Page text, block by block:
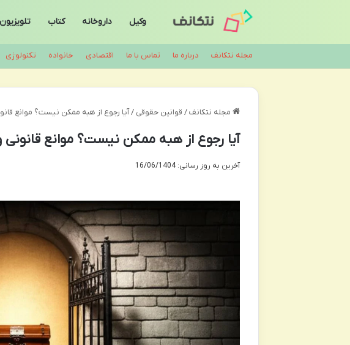
وکیل داروخانه کتاب تلویزیون
مجله نتکانف درباره ما تماس با ما اقتصادی خانواده تکنولوژی
مجله نتکانف / قوانین حقوقی / آیا رجوع از هبه ممکن نیست؟ موانع
آیا رجوع از هبه ممکن نیست؟ موانع
آخرین به روز رسانی: 16/06/1404